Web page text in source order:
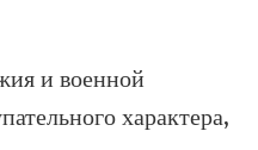
и военной
характера,